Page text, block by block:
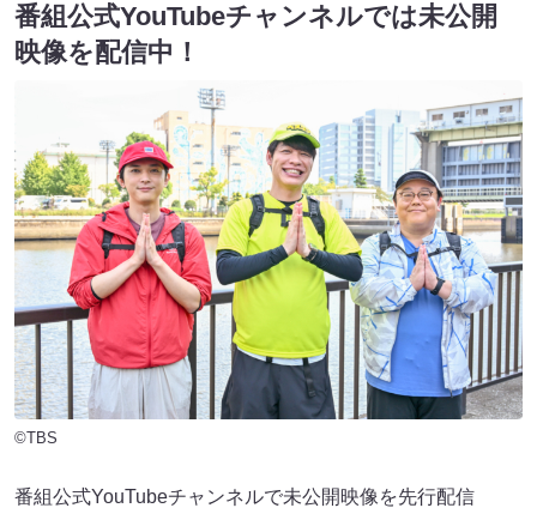
番組公式YouTubeチャンネルでは未公開
映像を配信中！
©TBS
番組公式YouTubeチャンネルで未公開映像を先行配信